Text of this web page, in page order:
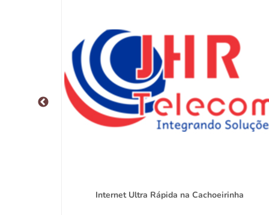
Internet Ultra Rápida na Cachoeirinha